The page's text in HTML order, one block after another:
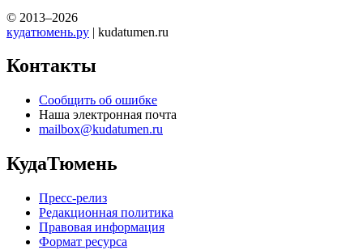
© 2013–2026
кудатюмень.ру | kudatumen.ru
Контакты
Сообщить об ошибке
Наша электронная почта
mailbox@kudatumen.ru
КудаТюмень
Пресс-релиз
Редакционная политика
Правовая информация
Формат ресурса